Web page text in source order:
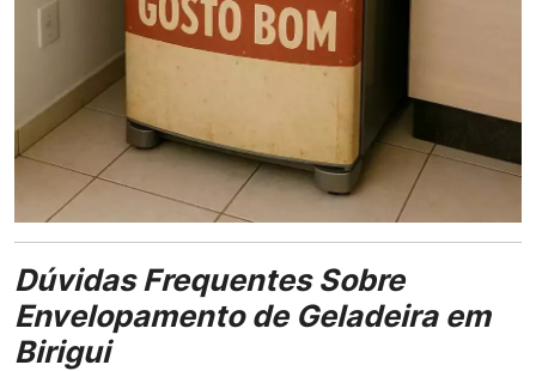
Dúvidas Frequentes Sobre
Envelopamento de Geladeira em
Birigui